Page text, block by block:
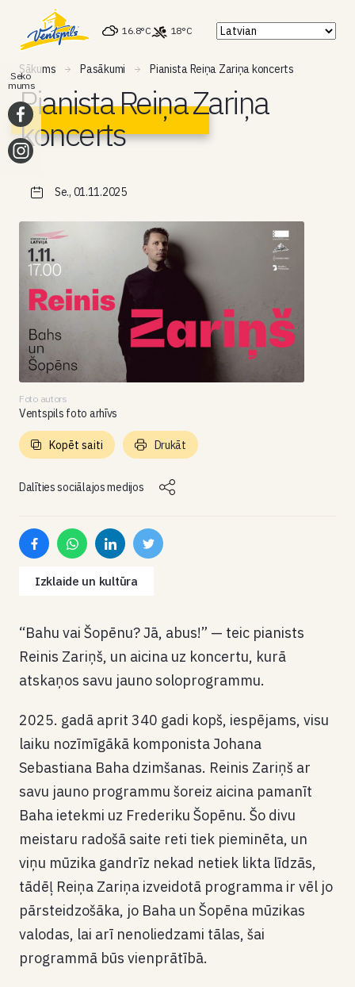
16.8°C 18°C
Sākums Pasākumi Pianista Reiņa Zariņa koncerts
Pianista Reiņa Zariņa
koncerts
Se., 01.11.2025
Foto autors
Ventspils foto arhīvs
Dalīties sociālajos medijos
Kopēt saiti Drukāt
Izklaide un kultūra
“Bahu vai Šopēnu? Jā, abus!” — teic pianists
Reinis Zariņš, un aicina uz koncertu, kurā
atskaņos savu jauno soloprogrammu.
2025. gadā aprit 340 gadi kopš, iespējams, visu
laiku nozīmīgākā komponista Johana
Sebastiana Baha dzimšanas. Reinis Zariņš ar
savu jauno programmu šoreiz aicina pamanīt
Baha ietekmi uz Frederiku Šopēnu. Šo divu
meistaru radošā saite reti tiek pieminēta, un
viņu mūzika gandrīz nekad netiek likta līdzās,
tādēļ Reiņa Zariņa izveidotā programma ir vēl jo
pārsteidzošāka, jo Baha un Šopēna mūzikas
valodas, lai arī nenoliedzami tālas, šai
programmā būs vienprātībā.
Seko
mums